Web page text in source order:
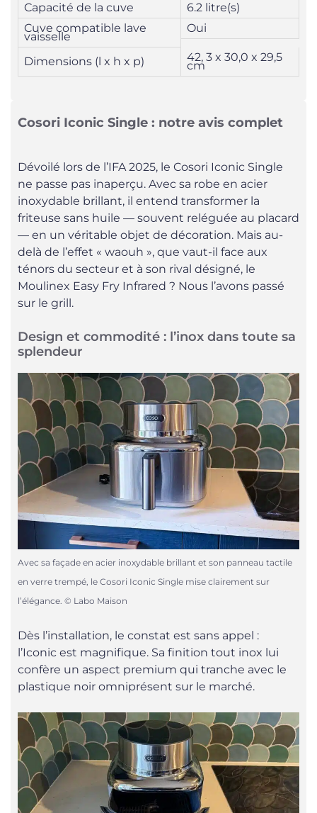
Capacité de la cuve
6.2 litre(s)
Cuve compatible lave
vaisselle
Oui
Dimensions (l x h x p) 42, 3 x 30,0 x 29,5
cm
Cosori Iconic Single : notre avis complet
Dévoilé lors de l’IFA 2025, le Cosori Iconic Single
ne passe pas inaperçu. Avec sa robe en acier
inoxydable brillant, il entend transformer la
friteuse sans huile — souvent reléguée au placard
— en un véritable objet de décoration. Mais au-
delà de l’effet « waouh », que vaut-il face aux
ténors du secteur et à son rival désigné, le
Moulinex Easy Fry Infrared ? Nous l’avons passé
sur le grill.
Design et commodité : l’inox dans toute sa
splendeur
Avec sa façade en acier inoxydable brillant et son panneau tactile
en verre trempé, le Cosori Iconic Single mise clairement sur
l’élégance. © Labo Maison
Dès l’installation, le constat est sans appel :
l’Iconic est magnifique. Sa finition tout inox lui
confère un aspect premium qui tranche avec le
plastique noir omniprésent sur le marché.